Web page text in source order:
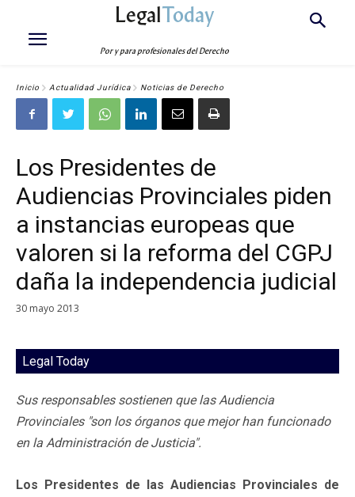
LegalToday
Por y para profesionales del Derecho
Inicio Actualidad Jurídica Noticias de Derecho
Los Presidentes de
Audiencias Provinciales piden
a instancias europeas que
valoren si la reforma del CGPJ
daña la independencia judicial
30 mayo 2013
Legal Today
Sus responsables sostienen que las Audiencia
Provinciales "son los órganos que mejor han funcionado
en la Administración de Justicia".
Los Presidentes de las Audiencias Provinciales de